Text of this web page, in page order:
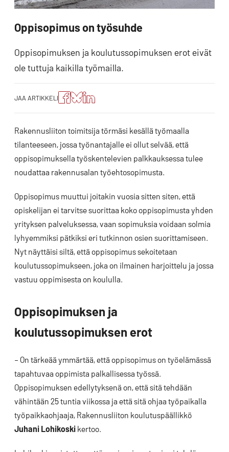
Oppisopimus on työsuhde
Oppisopimuksen ja koulutussopimuksen erot eivät
ole tuttuja kaikilla työmailla.
JAA ARTIKKELI
Jaa
artikkeli
Facebookissa
Jaa
artikkeli
Blueskyssa
Jako:
Jaa
artikkeli
Rakennusliiton toimitsija törmäsi kesällä työmaalla
tilanteeseen, jossa työnantajalle ei ollut selvää, että
oppisopimuksella työskentelevien palkkauksessa tulee
noudattaa rakennusalan työehtosopimusta.
Oppisopimus muuttui joitakin vuosia sitten siten, että
opiskelijan ei tarvitse suorittaa koko oppisopimusta yhden
yrityksen palveluksessa, vaan sopimuksia voidaan solmia
lyhyemmiksi pätkiksi eri tutkinnon osien suorittamiseen.
Nyt näyttäisi siltä, että oppisopimus sekoitetaan
koulutussopimukseen, joka on ilmainen harjoittelu ja jossa
vastuu oppimisesta on koululla.
Oppisopimuksen ja
koulutussopimuksen erot
– On tärkeää ymmärtää, että oppisopimus on työelämässä
tapahtuvaa oppimista palkallisessa työssä.
Oppisopimuksen edellytyksenä on, että sitä tehdään
vähintään 25 tuntia viikossa ja että sitä ohjaa työpaikalla
työpaikkaohjaaja, Rakennusliiton koulutuspäällikkö
Juhani Lohikoski kertoo.